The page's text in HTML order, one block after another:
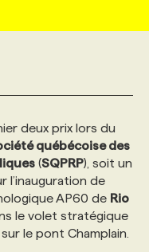
deux prix lors du
québécoise des
(SQPRP), soit un
de
AP60 de Rio
le volet stratégique
le pont Champlain.